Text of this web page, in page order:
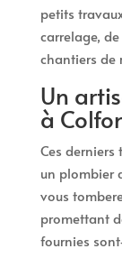
petits
carrelage,
chantiers de
Un
à
Ces
un plombier
vous
promettant
fournies